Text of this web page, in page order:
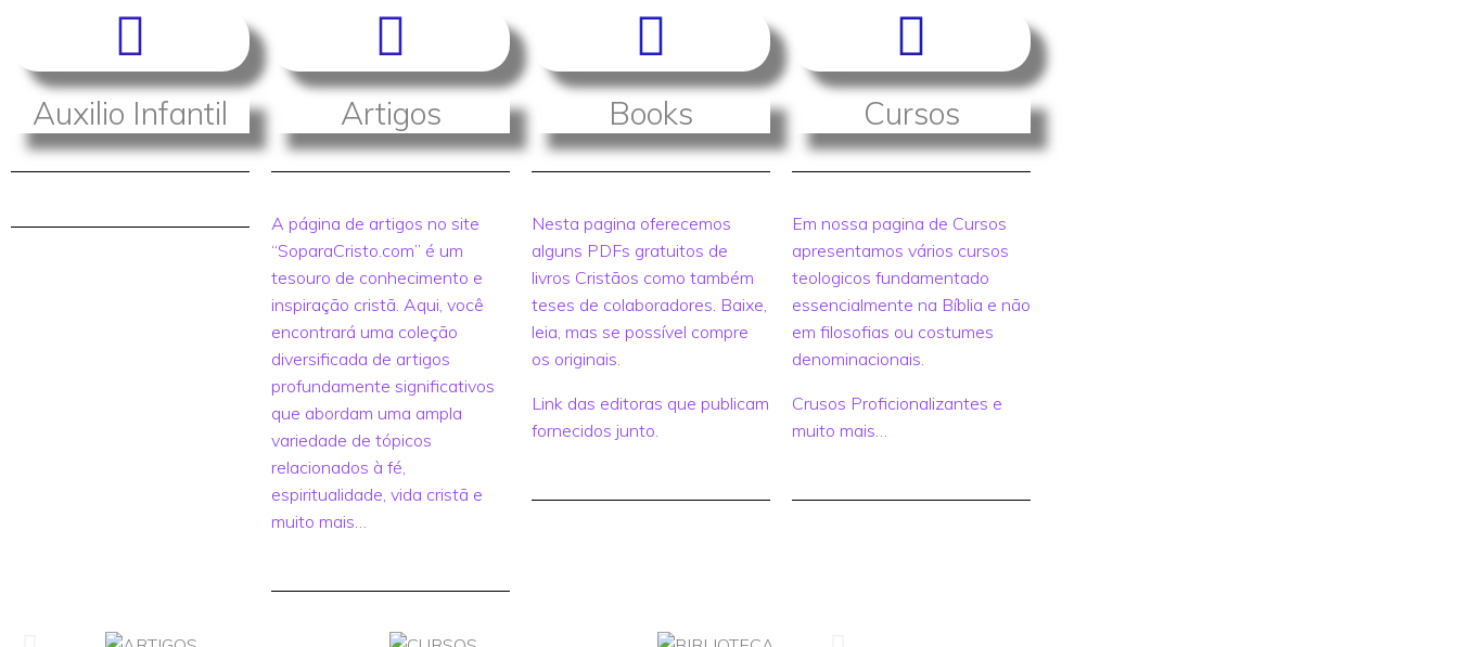
Auxilio Infantil Artigos
A página de artigos no site
“SoparaCristo.com” é um
tesouro de conhecimento e
inspiração cristã. Aqui, você
encontrará uma coleção
diversificada de artigos
profundamente significativos
que abordam uma ampla
variedade de tópicos
relacionados à fé,
espiritualidade, vida cristã e
muito mais…
Books
Nesta pagina oferecemos
alguns PDFs gratuitos de
livros Cristãos como também
teses de colaboradores. Baixe,
leia, mas se possível compre
os originais.
Link das editoras que publicam
fornecidos junto.
Cursos
Em nossa pagina de Cursos
apresentamos vários cursos
teologicos fundamentado
essencialmente na Bíblia e não
em filosofias ou costumes
denominacionais.
Crusos Proficionalizantes e
muito mais…